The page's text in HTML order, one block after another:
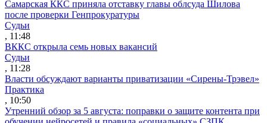
Самарская ККС приняла отставку главы облсуда Шилова
после проверки Генпрокуратуры
Судьи
, 11:48
ВККС открыла семь новых вакансий
Судьи
, 11:28
Власти обсуждают варианты приватизации «Сирены-Трэвел»
Практика
, 10:50
Утренний обзор за 5 августа: поправки о защите контента при